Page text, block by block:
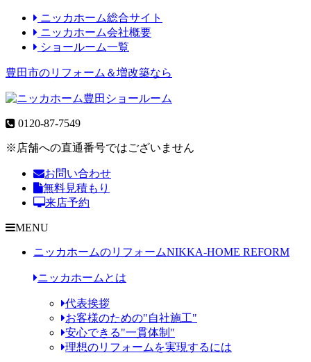
ニッカホーム総合サイト
ニッカホーム会社概要
ショールーム一覧
豊田市のリフォーム＆増改築なら
0120-87-7549
※店舗への直通番号ではございません
お問い合わせ
無料見積もり
来店予約
MENU
ニッカホームのリフォームNIKKA-HOME REFORM
ニッカホームとは
代表挨拶
お客様のための"自社施工"
安心できる"一貫体制"
理想のリフォームを実現するには